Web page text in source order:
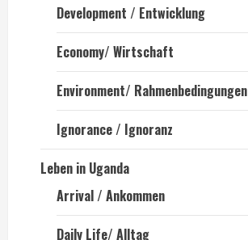
Development / Entwicklung
Economy/ Wirtschaft
Environment/ Rahmenbedingungen
Ignorance / Ignoranz
Leben in Uganda
Arrival / Ankommen
Daily Life/ Alltag